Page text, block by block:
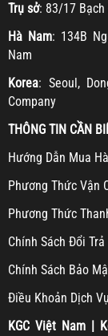
Trụ sở: 83/17 Bạch
Hà Nam: 134B
Nam
Korea: Seoul,
Company
THÔNG TIN CẦN
Hướng Dẫn Mua
Phương Thức Vận
Phương Thức
Chính Sách Đổi Trả
Chính Sách Bảo
Điều Khoản Dịch Vụ
KGCViệt Nam |